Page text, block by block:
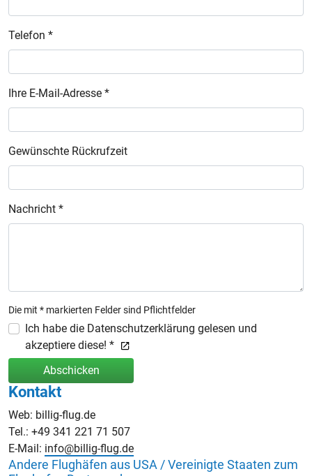
Telefon *
Ihre E-Mail-Adresse *
Gewünschte Rückrufzeit
Nachricht *
Die mit * markierten Felder sind Pflichtfelder
Ich habe die Datenschutzerklärung gelesen und
akzeptiere diese! *
Abschicken
Kontakt
Web: billig-flug.de
Tel.: +49 341 221 71 507
E-Mail: info@billig-flug.de
Andere Flughäfen aus USA / Vereinigte Staaten zum